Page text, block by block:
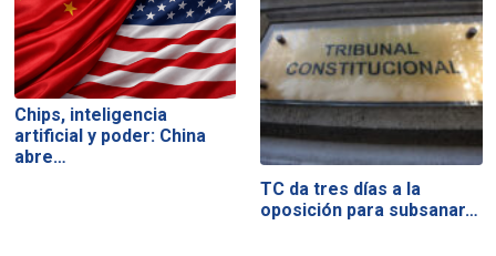
Chips, inteligencia
artificial y poder: China
abre…
TC da tres días a la
oposición para subsanar…